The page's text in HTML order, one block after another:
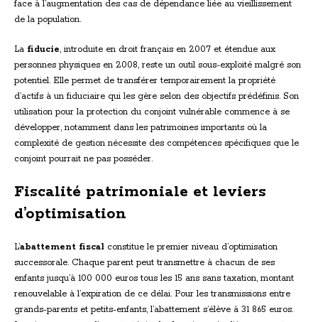
face à l’augmentation des cas de dépendance liée au vieillissement
de la population.
La fiducie, introduite en droit français en 2007 et étendue aux
personnes physiques en 2008, reste un outil sous-exploité malgré son
potentiel. Elle permet de transférer temporairement la propriété
d’actifs à un fiduciaire qui les gère selon des objectifs prédéfinis. Son
utilisation pour la protection du conjoint vulnérable commence à se
développer, notamment dans les patrimoines importants où la
complexité de gestion nécessite des compétences spécifiques que le
conjoint pourrait ne pas posséder.
Fiscalité patrimoniale et leviers
d’optimisation
L’abattement fiscal constitue le premier niveau d’optimisation
successorale. Chaque parent peut transmettre à chacun de ses
enfants jusqu’à 100 000 euros tous les 15 ans sans taxation, montant
renouvelable à l’expiration de ce délai. Pour les transmissions entre
grands-parents et petits-enfants, l’abattement s’élève à 31 865 euros.